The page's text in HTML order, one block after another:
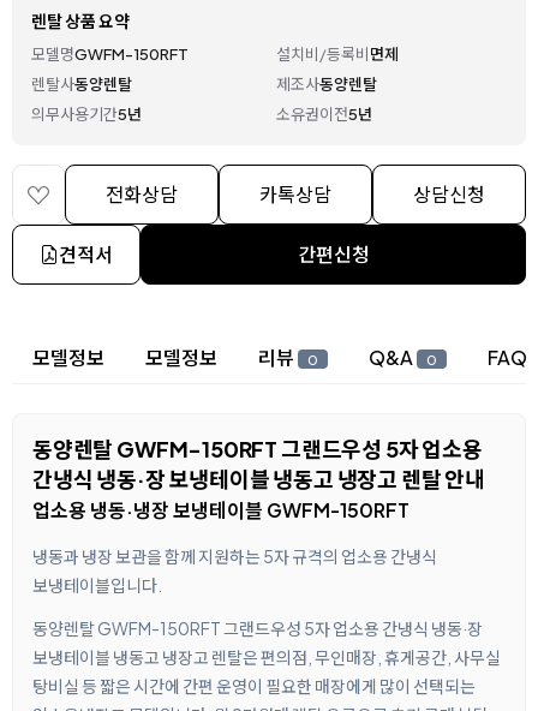
렌탈 상품 요약
모델명GWFM-150RFT 설치비/등록비면제
렌탈사동양렌탈 제조사동양렌탈
의무사용기간5년 소유권이전5년
전화상담 카톡상담 상담신청
견적서 간편신청
상세 정보
모델정보 모델정보 리뷰 0 Q&A 0 FAQ
동양렌탈 GWFM-150RFT 그랜드우성 5자 업소용
간냉식 냉동·장 보냉테이블 냉동고 냉장고 렌탈 안내
업소용 냉동·냉장 보냉테이블 GWFM-150RFT
냉동과 냉장 보관을 함께 지원하는 5자 규격의 업소용 간냉식
보냉테이블입니다.
동양렌탈 GWFM-150RFT 그랜드우성 5자 업소용 간냉식 냉동·장
보냉테이블 냉동고 냉장고 렌탈은 편의점, 무인매장, 휴게공간, 사무실
탕비실 등 짧은 시간에 간편 운영이 필요한 매장에게 많이 선택되는